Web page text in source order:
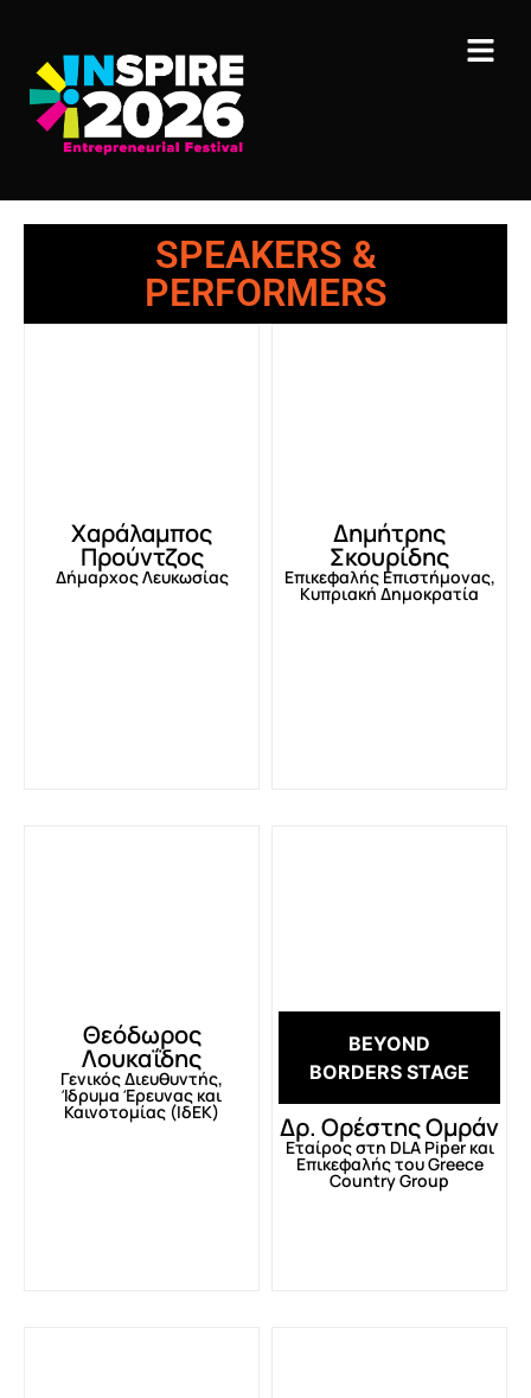
SPEAKERS &
PERFORMERS
Χαράλαμπος
Προύντζος
Δήμαρχος Λευκωσίας
Δημήτρης
Σκουρίδης
Επικεφαλής Επιστήμονας,
Κυπριακή Δημοκρατία
Θεόδωρος
Λουκαΐδης
Γενικός Διευθυντής,
Ίδρυμα Έρευνας και
Καινοτομίας (ΙδΕΚ)
BEYOND
BORDERS STAGE
Δρ. Ορέστης Ομράν
Εταίρος στη DLA Piper και
Eπικεφαλής του Greece
Country Group